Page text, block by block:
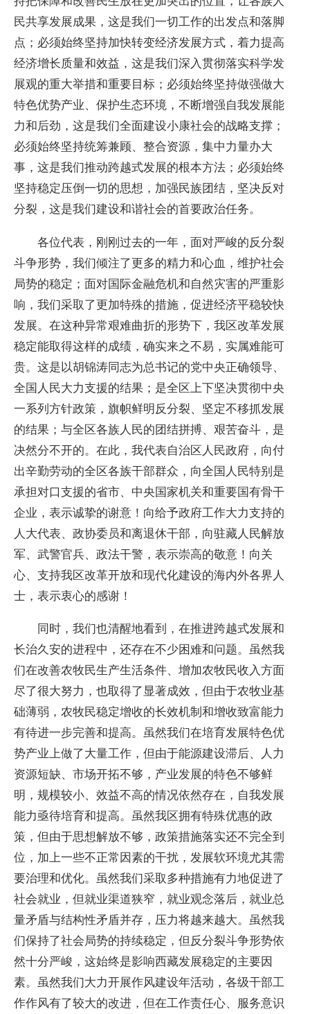
民共享发展成果，这是我们一切工作的出发点和落脚
点；必须始终坚持加快转变经济发展方式，着力提高
经济增长质量和效益，这是我们深入贯彻落实科学发
展观的重大举措和重要目标；必须始终坚持做强做大
特色优势产业、保护生态环境，不断增强自我发展能
力和后劲，这是我们全面建设小康社会的战略支撑；
必须始终坚持统筹兼顾、整合资源，集中力量办大
事，这是我们推动跨越式发展的根本方法；必须始终
坚持稳定压倒一切的思想，加强民族团结，坚决反对
分裂，这是我们建设和谐社会的首要政治任务。
各位代表，刚刚过去的一年，面对严峻的反分裂
斗争形势，我们倾注了更多的精力和心血，维护社会
局势的稳定；面对国际金融危机和自然灾害的严重影
响，我们采取了更加特殊的措施，促进经济平稳较快
发展。在这种异常艰难曲折的形势下，我区改革发展
稳定能取得这样的成绩，确实来之不易，实属难能可
贵。这是以胡锦涛同志为总书记的党中央正确领导、
全国人民大力支援的结果；是全区上下坚决贯彻中央
一系列方针政策，旗帜鲜明反分裂、坚定不移抓发展
的结果；与全区各族人民的团结拼搏、艰苦奋斗，是
决然分不开的。在此，我代表自治区人民政府，向付
出辛勤劳动的全区各族干部群众，向全国人民特别是
承担对口支援的省市、中央国家机关和重要国有骨干
企业，表示诚挚的谢意！向给予政府工作大力支持的
人大代表、政协委员和离退休干部，向驻藏人民解放
军、武警官兵、政法干警，表示崇高的敬意！向关
心、支持我区改革开放和现代化建设的海内外各界人
士，表示衷心的感谢！
同时，我们也清醒地看到，在推进跨越式发展和
长治久安的进程中，还存在不少困难和问题。虽然我
们在改善农牧民生产生活条件、增加农牧民收入方面
尽了很大努力，也取得了显著成效，但由于农牧业基
础薄弱，农牧民稳定增收的长效机制和增收致富能力
有待进一步完善和提高。虽然我们在培育发展特色优
势产业上做了大量工作，但由于能源建设滞后、人力
资源短缺、市场开拓不够，产业发展的特色不够鲜
明，规模较小、效益不高的情况依然存在，自我发展
能力亟待培育和提高。虽然我区拥有特殊优惠的政
策，但由于思想解放不够，政策措施落实还不完全到
位，加上一些不正常因素的干扰，发展软环境尤其需
要治理和优化。虽然我们采取多种措施有力地促进了
社会就业，但就业渠道狭窄，就业观念落后，就业总
量矛盾与结构性矛盾并存，压力将越来越大。虽然我
们保持了社会局势的持续稳定，但反分裂斗争形势依
然十分严峻，这始终是影响西藏发展稳定的主要因
素。虽然我们大力开展作风建设年活动，各级干部工
作作风有了较大的改进，但在工作责任心、服务意识